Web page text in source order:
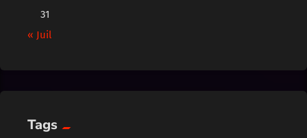
31
« Juil
Tags